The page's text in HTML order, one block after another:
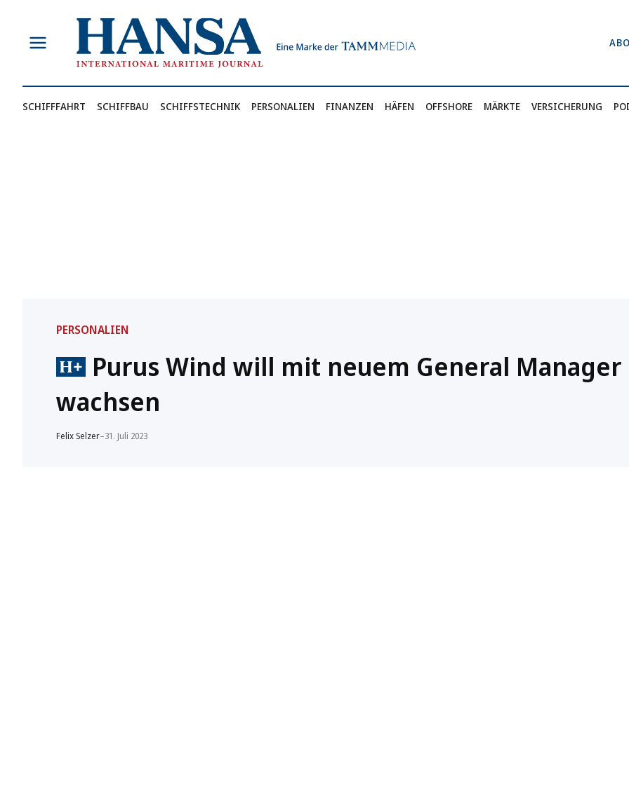
springen
SCHIFFFAHRT SCHIFFBAU SCHIFFSTECHNIK PERSONALIEN FINANZEN HÄFEN OFFSHORE MÄRKTE VERSICHERUNG
PERSONALIEN
Purus Wind will mit neuem General Manager
wachsen
Felix Selzer–31. Juli 2023